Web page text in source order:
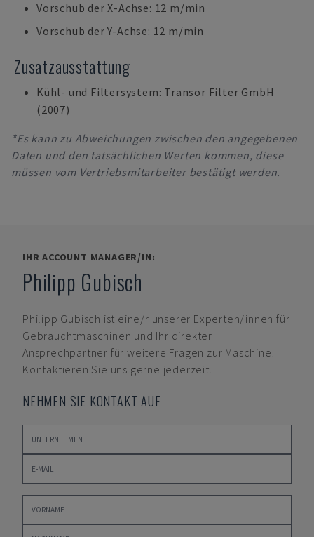
Vorschub der X-Achse: 12 m/min
Vorschub der Y-Achse: 12 m/min
Zusatzausstattung
Kühl- und Filtersystem: Transor Filter GmbH
(2007)
*Es kann zu Abweichungen zwischen den angegebenen
Daten und den tatsächlichen Werten kommen, diese
müssen vom Vertriebsmitarbeiter bestätigt werden.
IHR ACCOUNT MANAGER/IN:
Philipp Gubisch
Philipp Gubisch ist eine/r unserer Experten/innen für
Gebrauchtmaschinen und Ihr direkter
Ansprechpartner für weitere Fragen zur Maschine.
Kontaktieren Sie uns gerne jederzeit.
NEHMEN SIE KONTAKT AUF